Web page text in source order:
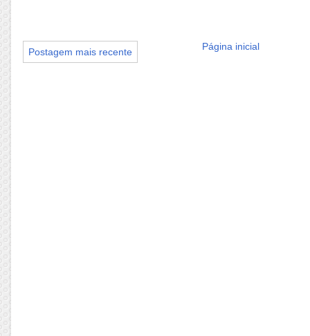
Postagem mais recente Página inicial